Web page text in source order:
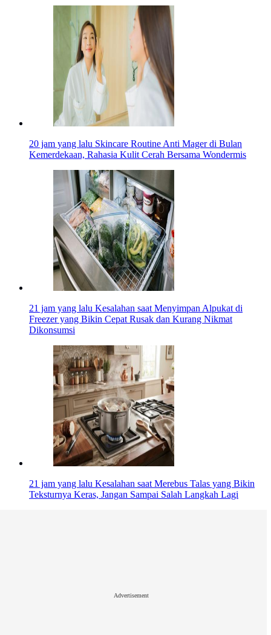
20 jam yang lalu Skincare Routine Anti Mager di Bulan
Kemerdekaan, Rahasia Kulit Cerah Bersama Wondermis
21 jam yang lalu Kesalahan saat Menyimpan Alpukat di
Freezer yang Bikin Cepat Rusak dan Kurang Nikmat
Dikonsumsi
21 jam yang lalu Kesalahan saat Merebus Talas yang Bikin
Teksturnya Keras, Jangan Sampai Salah Langkah Lagi
Advertisement